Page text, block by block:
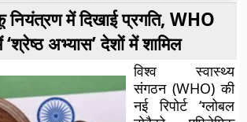
नियंत्रण में दिखाई प्रगति, WHO
‘श्रेष्ठ अभ्यास’ देशों में शामिल
विश्व स्वास्थ्य
संगठन (WHO) की
नई रिपोर्ट ‘ग्लोबल